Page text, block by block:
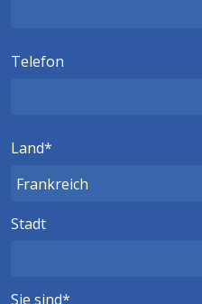
Telefon
Land
Stadt
Sie sind